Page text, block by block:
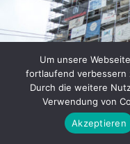
Um unsere
fortlaufend verbessern
Durch die weitere
Verwendung von
Akzeptieren